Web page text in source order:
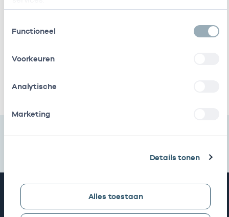
Functioneel
Voorkeuren
Analytische
Marketing
Details tonen
Alles toestaan
Ik heb een arbeidsrelatie met
Zorggroep
loondienst
Evean Zorg
Snel naar